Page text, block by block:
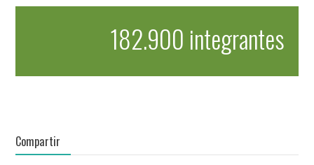
182.900 integrantes
Compartir